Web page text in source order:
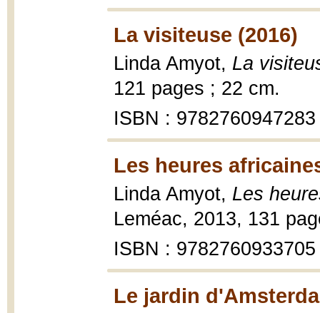
La visiteuse (2016)
Linda Amyot, La
121 pages ; 22 cm.
ISBN : 9782760947283
Les heures
Linda Amyot, Les
Leméac, 2013, 131
ISBN : 9782760933705
Le jardin